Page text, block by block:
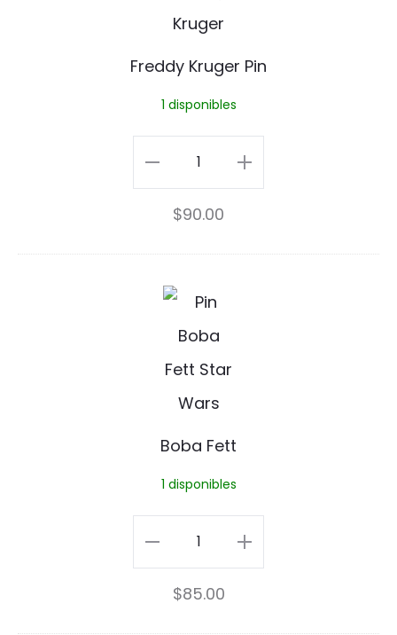
d
K
u
g
e
Freddy Kruger Pin
1 disponibles
Freddy
Kruger
cantidad
$90.00
B
o
b
a
t
Boba Fett
1 disponibles
Boba
Fett
cantidad
$85.00